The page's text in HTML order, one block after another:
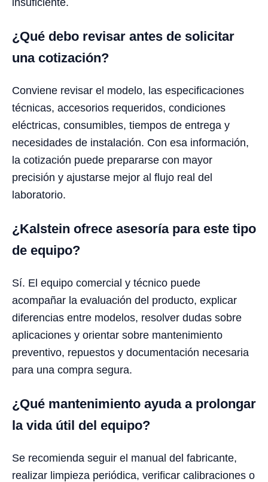
¿Qué debo revisar antes de solicitar
una cotización?
Conviene revisar el modelo, las especificaciones
técnicas, accesorios requeridos, condiciones
eléctricas, consumibles, tiempos de entrega y
necesidades de instalación. Con esa información,
la cotización puede prepararse con mayor
precisión y ajustarse mejor al flujo real del
laboratorio.
¿Kalstein ofrece asesoría para este tipo
de equipo?
Sí. El equipo comercial y técnico puede
acompañar la evaluación del producto, explicar
diferencias entre modelos, resolver dudas sobre
aplicaciones y orientar sobre mantenimiento
preventivo, repuestos y documentación necesaria
para una compra segura.
¿Qué mantenimiento ayuda a prolongar
la vida útil del equipo?
Se recomienda seguir el manual del fabricante,
realizar limpieza periódica, verificar calibraciones o